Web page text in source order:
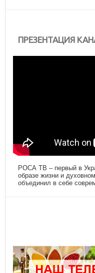
ПРЕЗЕНТАЦИЯ
РОСА ТВ – первый в
образе жизни и
объединил в себе